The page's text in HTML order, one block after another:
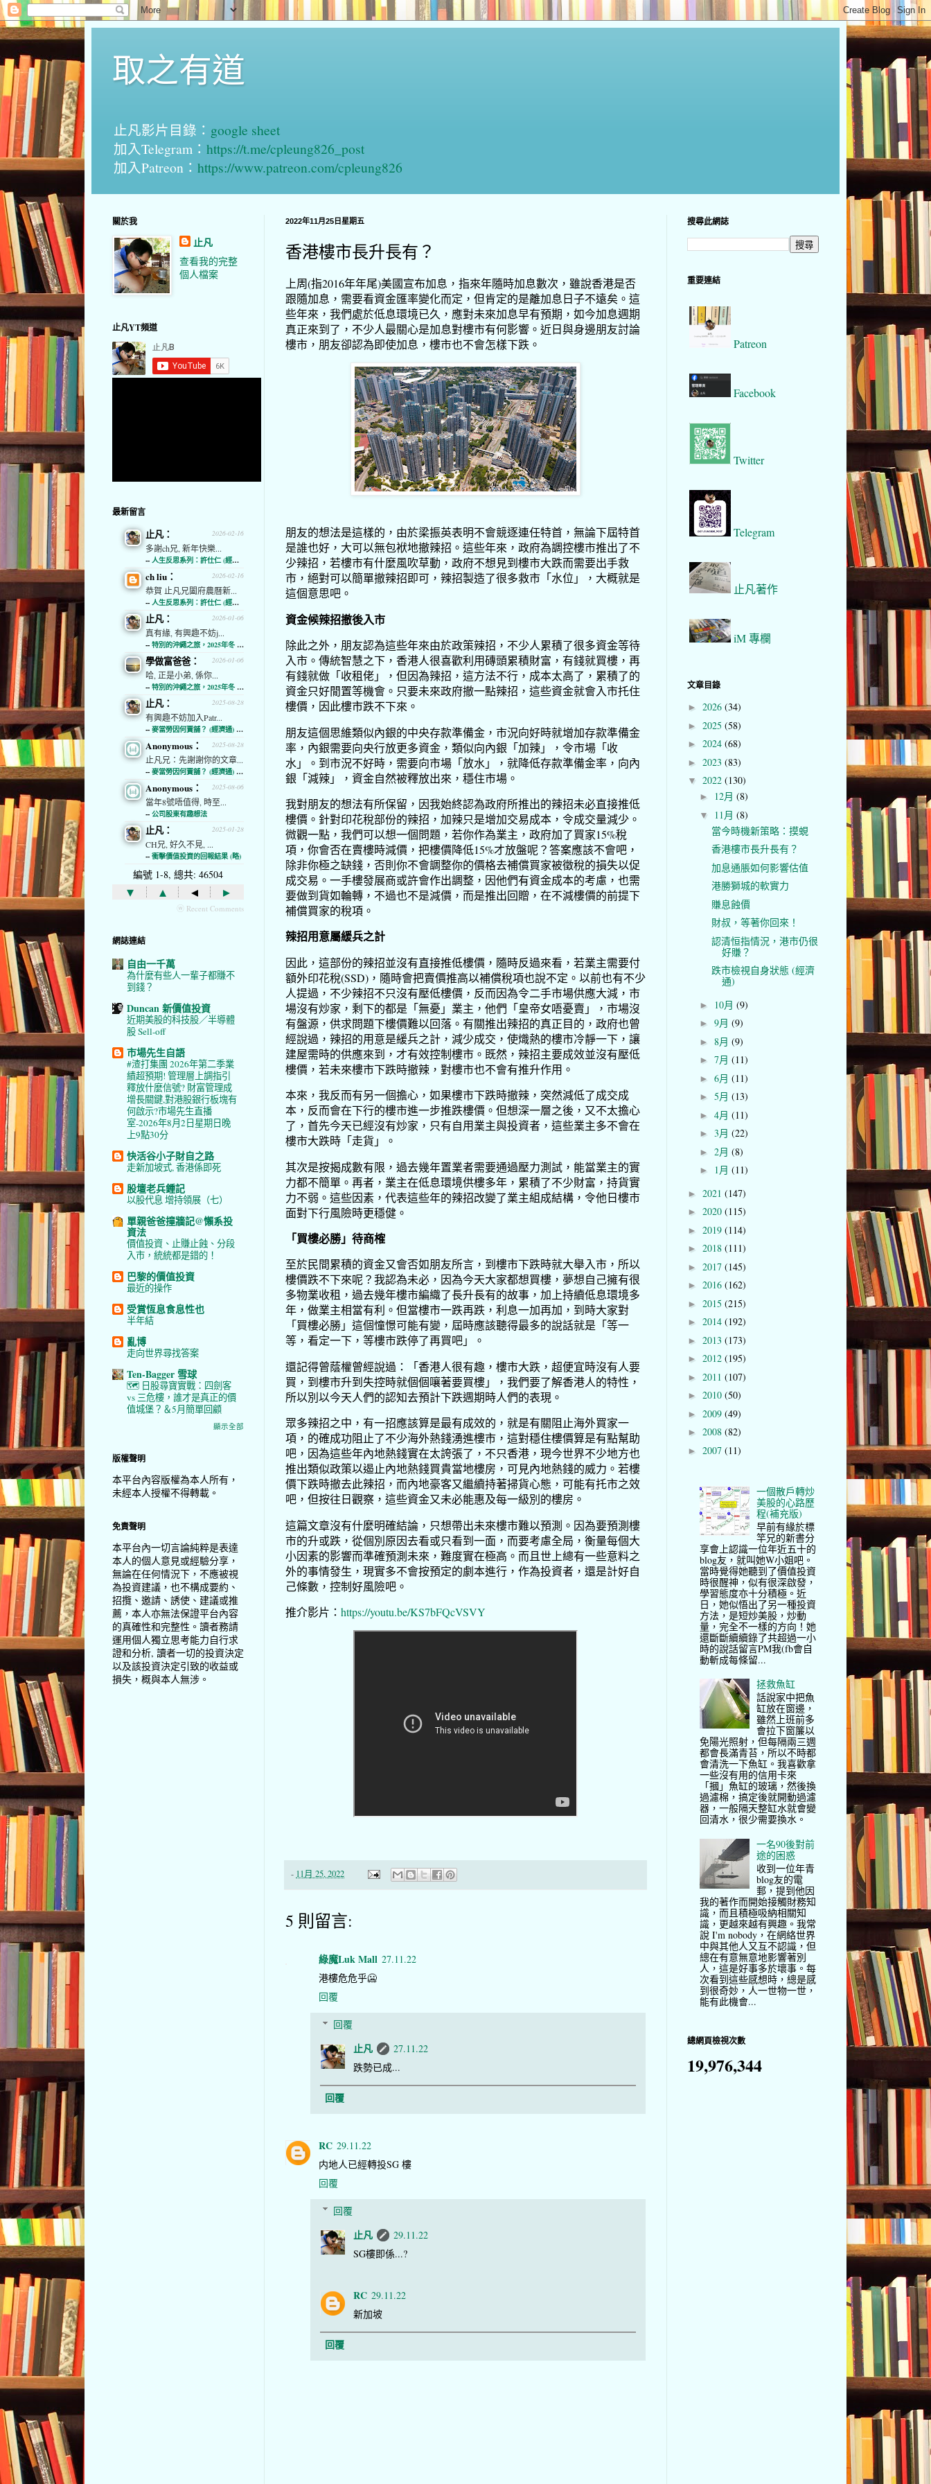
取之有道
止凡影片目錄： google sheet
加入Telegram： https://t.me/cpleung826_post
加入Patreon： https://www.patreon.com/cpleung826
2022年11月25日星期五
香港樓市長升長有？
上周(指2016年年尾)美國宣布加息，指來年隨時加息數次，雖說香港是否
跟隨加息，需要看資金匯率變化而定，但肯定的是離加息日子不遠矣。這
些年來，我們處於低息環境已久，應對未來加息早有預期，如今加息週期
真正來到了，不少人最關心是加息對樓市有何影響。近日與身邊朋友討論
樓市，朋友卻認為即使加息，樓市也不會怎樣下跌。
朋友的想法是這樣的，由於梁振英表明不會競逐連任特首，無論下屆特首
是誰也好，大可以無包袱地撤辣招。這些年來，政府為調控樓市推出了不
少辣招，若樓市有什麼風吹草動，政府不想見到樓市大跌而需要出手救
市，絕對可以簡單撤辣招即可，辣招製造了很多救市「水位」，大概就是
這個意思吧。
資金候辣招撤後入市
除此之外，朋友認為這些年來由於政策辣招，不少人累積了很多資金等待
入市。傳統智慧之下，香港人很喜歡利用磚頭累積財富，有錢就買樓，再
有錢就做「收租佬」，但因為辣招，這方法不行，成本太高了，累積了的
資金只好閒置等機會。只要未來政府撤一點辣招，這些資金就會入市托住
樓價，因此樓市跌不下來。
朋友這個思維類似內銀的中央存款準備金，市況向好時就增加存款準備金
率，內銀需要向央行放更多資金，類似向內銀「加辣」，令市場「收
水」。到市況不好時，需要向市場「放水」，就降低存款準備金率，向內
銀「減辣」，資金自然被釋放出來，穩住市場。
我對朋友的想法有所保留，因我始終認為政府所推出的辣招未必直接推低
樓價。針對印花稅部份的辣招，加辣只是增加交易成本，令成交量減少。
微觀一點，我們可以想一個問題，若你作為業主，政府加了買家15%稅
項，你會否在賣樓時減價，把樓價降低15%才放盤呢？答案應該不會吧，
除非你極之缺錢，否則你不會調整你的價格去補償買家被徵稅的損失以促
成交易。一手樓發展商或許會作出調整，因他們有資金成本的考慮，也需
要做到貨如輪轉，不過也不是減價，而是推出回贈，在不減樓價的前提下
補償買家的稅項。
辣招用意屬緩兵之計
因此，這部份的辣招並沒有直接推低樓價，隨時反過來看，若業主需要付
額外印花稅(SSD)，隨時會把賣價推高以補償稅項也說不定。以前也有不少
人提過，不少辣招不只沒有壓低樓價，反而因為令二手市場供應大減，市
場沒有炒家，剩下的都是「無憂」業主，他們「皇帝女唔憂賣」，市場沒
有盤源，供求問題下樓價難以回落。有關推出辣招的真正目的，政府也曾
經說過，辣招的用意是緩兵之計，減少成交，使熾熱的樓市冷靜一下，讓
建屋需時的供應來到，才有效控制樓市。既然，辣招主要成效並沒有壓低
樓價，若未來樓市下跌時撤辣，對樓市也不會有推升作用。
本來，我反而有另一個擔心，如果樓市下跌時撤辣，突然減低了成交成
本，反而會在下行的樓市進一步推跌樓價。但想深一層之後，又不太擔心
了，首先今天已經沒有炒家，只有自用業主與投資者，這些業主多不會在
樓市大跌時「走貨」。
其次是按揭成數有限，過去幾年置業者需要通過壓力測試，能當業主的實
力都不簡單。再者，業主在低息環境供樓多年，累積了不少財富，持貨實
力不弱。這些因素，代表這些年的辣招改變了業主組成結構，令他日樓市
面對下行風險時更穩健。
「買樓必勝」待商榷
至於民間累積的資金又會否如朋友所言，到樓市下跌時就大舉入市，所以
樓價跌不下來呢？我認為未必，因為今天大家都想買樓，夢想自己擁有很
多物業收租，過去幾年樓市編織了長升長有的故事，加上持續低息環境多
年，做業主相當有利。但當樓市一跌再跌，利息一加再加，到時大家對
「買樓必勝」這個憧憬可能有變，屆時應該聽得最多的說話就是「等一
等，看定一下，等樓市跌停了再買吧」。
還記得曾蔭權曾經說過：「香港人很有趣，樓市大跌，超便宜時沒有人要
買，到樓市升到失控時就個個嚷著要買樓」，我們要了解香港人的特性，
所以別以今天人們的認知去預計下跌週期時人們的表現。
眾多辣招之中，有一招應該算是最有成效的，就是有關阻止海外買家一
項，的確成功阻止了不少海外熱錢湧進樓市，這對穩住樓價算是有點幫助
吧，因為這些年內地熱錢實在太誇張了，不只香港，現今世界不少地方也
推出類似政策以遏止內地熱錢買貴當地樓房，可見內地熱錢的威力。若樓
價下跌時撤去此辣招，而內地豪客又繼續持著掃貨心態，可能有托市之效
吧，但按往日觀察，這些資金又未必能惠及每一級別的樓房。
這篇文章沒有什麼明確結論，只想帶出未來樓市難以預測。因為要預測樓
市的升或跌，從個別原因去看或只看到一面，而要考慮全局，衡量每個大
小因素的影響而準確預測未來，難度實在極高。而且世上總有一些意料之
外的事情發生，現實多不會按預定的劇本進行，作為投資者，還是計好自
己條數，控制好風險吧。
推介影片： https://youtu.be/KS7bFQcVSVY
- 11月 25, 2022
5 則留言:
綠魔Luk Mall 27.11.22
港樓危危乎🥶
回覆
回覆
止凡
27.11.22
跌勢已成...
回覆
RC 29.11.22
内地人已經轉投SG 樓
回覆
回覆
止凡
29.11.22
SG樓即係...?
RC 29.11.22
新加坡
回覆
關於我
止凡
查看我的完整
個人檔案
止凡YT頻道
最新留言
2026-02-16
止凡：
多謝ch兄, 新年快樂...
-- 人生反思系列：許仕仁 (經濟通)
2026-02-16
ch liu：
恭賀 止凡兄闔府農曆新...
-- 人生反思系列：許仕仁 (經濟通)
2026-01-06
止凡：
真有緣, 有興趣不妨j...
-- 特別的沖繩之旅，2025年冬 (經濟通)
2026-01-06
學做富爸爸：
哈, 正是小弟, 係你...
-- 特別的沖繩之旅，2025年冬 (經濟通)
2025-08-28
止凡：
有興趣不妨加入Patr...
-- 麥當勞因何賣舖？ (經濟通) (略)
2025-08-28
Anonymous：
止凡兄：先謝謝你的文章...
-- 麥當勞因何賣舖？ (經濟通) (略)
2025-08-06
Anonymous：
當年8號唔值得, 時至...
-- 公司股東有趣想法
2025-01-28
止凡：
CH兄, 好久不見, ...
-- 衝擊價值投資的回報結果 (略)
編號 1-8, 總共: 46504
▾ ▴ ◂ ▸
ⓦ Recent Comments
網誌連結
自由一千萬
為什麼有些人一輩子都賺不
到錢？
Duncan 新價值投資
近期美股的科技股／半導體
股 Sell-off
市場先生自語
#渣打集團 2026年第二季業
績超預期! 管理層上調指引
釋放什麼信號? 財富管理成
增長關鍵,對港股銀行板塊有
何啟示?市場先生直播
室-2026年8月2日星期日晚
上9點30分
快活谷小子財自之路
走新加坡式, 香港係即死
股壇老兵鍾記
以股代息 增持領展（七）
單親爸爸撞牆記@懶系投
資法
價值投資、止賺止蝕、分段
入市，統統都是錯的！
巴黎的價值投資
最近的操作
受賞恆息食息性也
半年結
亂博
走向世界尋找答案
Ten-Bagger 雪球
🗺️ 日股尋寶實戰：四劍客
vs 三危樓，誰才是真正的價
值城堡？＆5月簡單回顧
顯示全部
版權聲明
本平台內容版權為本人所有，
未經本人授權不得轉載。
免責聲明
本平台內一切言論純粹是表達
本人的個人意見或經驗分享，
無論在任何情況下，不應被視
為投資建議，也不構成要約、
招攬、邀請、誘使、建議或推
薦，本人亦無法保證平台內容
的真確性和完整性。讀者務請
運用個人獨立思考能力自行求
證和分析, 讀者一切的投資決定
以及該投資決定引致的收益或
損失，概與本人無涉。
搜尋此網誌
重要連結
Patreon
Facebook
Twitter
Telegram
止凡著作
iM 專欄
文章目錄
► 2026 (34)
► 2025 (58)
► 2024 (68)
► 2023 (83)
▼ 2022 (130)
► 12月 (8)
▼ 11月 (8)
當今時機新策略：摸蜆
香港樓市長升長有？
加息通脹如何影響估值
港勝獅城的軟實力
賺息蝕價
財叔，等著你回來！
認清恒指情況，港市仍很
好賺？
跌市檢視自身狀態 (經濟
通)
► 10月 (9)
► 9月 (9)
► 8月 (9)
► 7月 (11)
► 6月 (11)
► 5月 (13)
► 4月 (11)
► 3月 (22)
► 2月 (8)
► 1月 (11)
► 2021 (147)
► 2020 (115)
► 2019 (114)
► 2018 (111)
► 2017 (145)
► 2016 (162)
► 2015 (215)
► 2014 (192)
► 2013 (173)
► 2012 (195)
► 2011 (107)
► 2010 (50)
► 2009 (49)
► 2008 (82)
► 2007 (11)
一個散戶轉炒
美股的心路歷
程(補充版)
早前有緣於標
竿兄的新書分
享會上認識一位年近五十的
blog友，就叫她W小姐吧。
當時覺得她聽到了價值投資
時很醒神，似有很深啟發，
學習態度亦十分積極。近
日，她似悟出了另一種投資
方法，是短炒美股，炒動
量，完全不一樣的方向！她
還斷斷續續錄了共超過一小
時的說話留言PM我(fb會自
動斬成每條留...
拯救魚缸
話說家中把魚
缸放在窗邊，
雖然上班前多
會拉下窗簾以
免陽光照射，但每隔兩三週
都會長滿青苔，所以不時都
會清洗一下魚缸。我喜歡拿
一些沒有用的信用卡來
「摑」魚缸的玻璃，然後換
過濾棉，搞定後就開動過濾
器，一般隔天整缸水就會變
回清水，很少需要換水。
一名90後對前
途的困惑
收到一位年青
blog友的電
郵，提到他因
我的著作而開始接觸財務知
識，而且積極吸納相關知
識，更越來越有興趣。我常
說 I'm nobody，在網絡世界
中與其他人又互不認識，但
總在有意無意地影響著別
人，這是好事多於壞事。每
次看到這些感想時，總是感
到很奇妙，人一世物一世，
能有此機會...
總網頁檢視次數
19,976,344